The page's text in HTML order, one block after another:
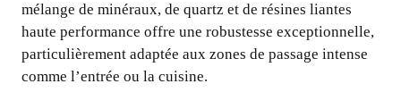
mélange de minéraux, de quartz et de résines liantes
haute performance offre une robustesse exceptionnelle,
particulièrement adaptée aux zones de passage intense
comme l’entrée ou la cuisine.